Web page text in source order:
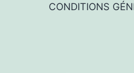
CONDITIONS